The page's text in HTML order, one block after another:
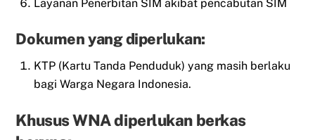
Layanan Penerbitan SIM akibat pencabutan SIM
Dokumen yang diperlukan:
KTP (Kartu Tanda Penduduk) yang masih berlaku
bagi Warga Negara Indonesia.
Khusus WNA diperlukan berkas